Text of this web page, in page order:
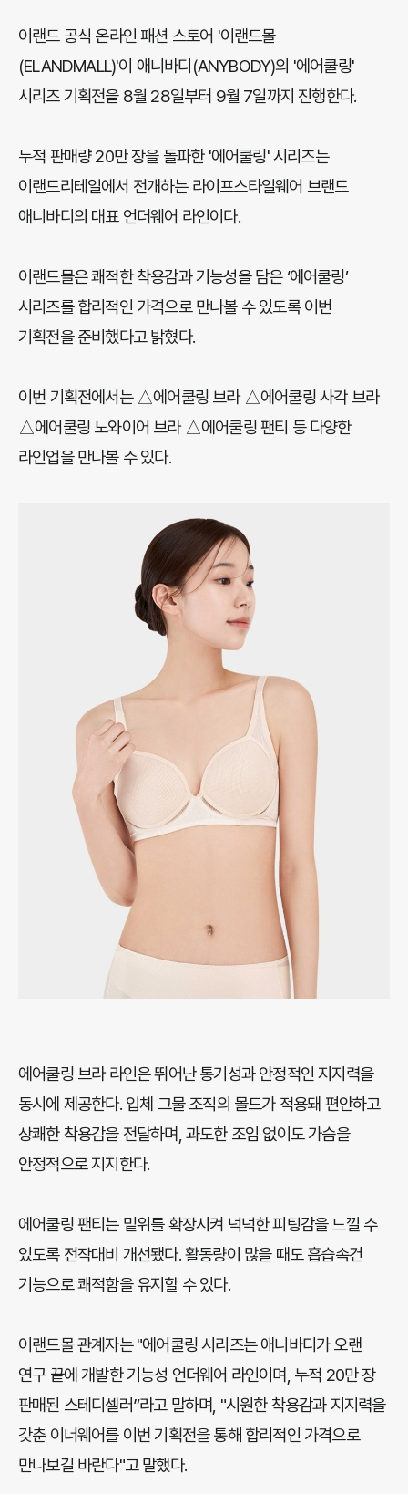
이랜드 공식 온라인 패션 스토어 '이랜드몰
(ELANDMALL)'이 애니바디(ANYBODY)의 '에어쿨링'
시리즈 기획전을 8월 28일부터 9월 7일까지 진행한다.
누적 판매량 20만 장을 돌파한 '에어쿨링' 시리즈는
이랜드리테일에서 전개하는 라이프스타일웨어 브랜드
애니바디의 대표 언더웨어 라인이다.
이랜드몰은 쾌적한 착용감과 기능성을 담은 ‘에어쿨링’
시리즈를 합리적인 가격으로 만나볼 수 있도록 이번
기획전을 준비했다고 밝혔다.
이번 기획전에서는 △에어쿨링 브라 △에어쿨링 사각 브라
△에어쿨링 노와이어 브라 △에어쿨링 팬티 등 다양한
라인업을 만나볼 수 있다.
에어쿨링 브라 라인은 뛰어난 통기성과 안정적인 지지력을
동시에 제공한다. 입체 그물 조직의 몰드가 적용돼 편안하고
상쾌한 착용감을 전달하며, 과도한 조임 없이도 가슴을
안정적으로 지지한다.
에어쿨링 팬티는 밑위를 확장시켜 넉넉한 피팅감을 느낄 수
있도록 전작대비 개선됐다. 활동량이 많을 때도 흡습속건
기능으로 쾌적함을 유지할 수 있다.
이랜드몰 관계자는 "에어쿨링 시리즈는 애니바디가 오랜
연구 끝에 개발한 기능성 언더웨어 라인이며, 누적 20만 장
판매된 스테디셀러”라고 말하며, "시원한 착용감과 지지력을
갖춘 이너웨어를 이번 기획전을 통해 합리적인 가격으로
만나보길 바란다"고 말했다.